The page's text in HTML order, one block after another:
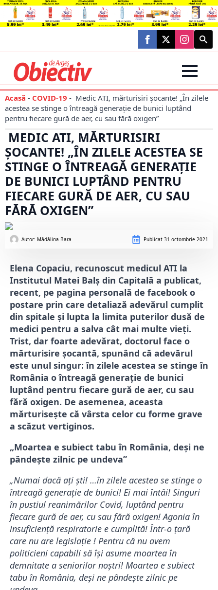
Search
for:
Acasă - COVID-19 - Medic ATI, mărturisiri șocante! „În zilele
acestea se stinge o întreagă generație de bunici luptând
pentru fiecare gură de aer, cu sau fără oxigen”
MEDIC ATI, MĂRTURISIRI
ȘOCANTE! „ÎN ZILELE ACESTEA SE
STINGE O ÎNTREAGĂ GENERAȚIE
DE BUNICI LUPTÂND PENTRU
FIECARE GURĂ DE AER, CU SAU
FĂRĂ OXIGEN”
Autor: Mădălina Bara Publicat 31 octombrie 2021
Elena Copaciu, recunoscut medicul ATI la
Institutul Matei Balș din Capitală a publicat,
recent, pe pagina personală de facebook o
postare prin care detaliază adevărul cumplit
din spitale și lupta la limita puterilor dusă de
medici pentru a salva cât mai multe vieți.
Trist, dar foarte adevărat, doctorul face o
mărturisire șocantă, spunând că adevărul
este unul singur: în zilele acestea se stinge în
România o întreagă generație de bunici
luptând pentru fiecare gură de aer, cu sau
fără oxigen. De asemenea, aceasta
mărturisește că vârsta celor cu forme grave
a scăzut vertiginos.
„Moartea e subiect tabu în România, deși ne
pândește zilnic pe undeva”
„Numai dacă ați ști! …în zilele acestea se stinge o
întreagă generație de bunici! Ei mai întâi! Singuri
în pustiul reanimărilor Covid, luptând pentru
fiecare gură de aer, cu sau fără oxigen! Agonia în
insuficiență respiratorie e cumplită! Într-o țară
care nu are legislație ! Pentru că nu avem
politicieni capabili să își asume moartea în
demnitate a seniorilor noștri! Moartea e subiect
tabu în România, deși ne pândește zilnic pe